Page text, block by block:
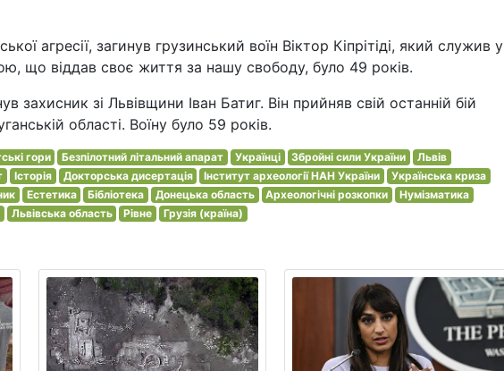
агресії, загинув грузинський воїн Віктор Кіпрітіді, який служив у
що віддав своє життя за нашу свободу, було 49 років.
захисник зі Львівщини Іван Батиг. Він прийняв свій останній бій
області. Воїну було 59 років.
гори Безпілотний літальний апарат Українці Збройні сили України
Львів
Історія Докторська дисертація Інститут археології НАН України
Українська криза
Естетика Бібліотека Донецька область Археологічні розкопки
Нумізматика
Львівська область Рівне Грузія (країна)